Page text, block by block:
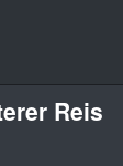
Reis